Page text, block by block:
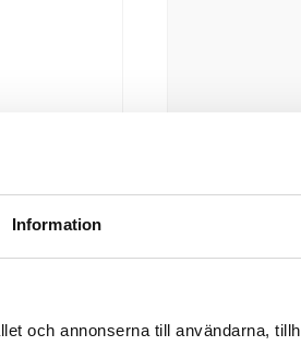
Information
och annonserna till användarna,